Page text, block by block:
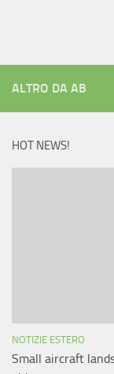
ALTRO DA AB
HOT NEWS!
NOTIZIE ESTERO
Small aircraft